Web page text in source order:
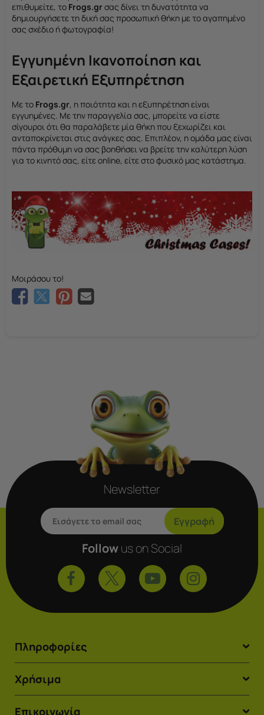
επιθυμείτε, το Frogs.grσας δίνει τη δυνατότητα να
δημιουργήσετε τη δική σας προσωπική θήκη με το αγαπημένο
σας σχέδιο ή φωτογραφία!
Εγγυημένη Ικανοποίηση και
Εξαιρετική Εξυπηρέτηση
Με το Frogs.gr, η ποιότητα και η εξυπηρέτηση είναι
εγγυημένες. Με την παραγγελία σας, μπορείτε να είστε
σίγουροι ότι θα παραλάβετε μία θήκη που ξεχωρίζει και
ανταποκρίνεται στις ανάγκες σας. Επιπλέον, η ομάδα μας είναι
πάντα πρόθυμη να σας βοηθήσει να βρείτε την καλύτερη λύση
για το κινητό σας, είτε online, είτε στο φυσικό μας κατάστημα.
Μοιράσου το!
Newsletter
Εγγραφή
Followus on Social
Πληροφορίες
Χρήσιμα
Επικοινωνία